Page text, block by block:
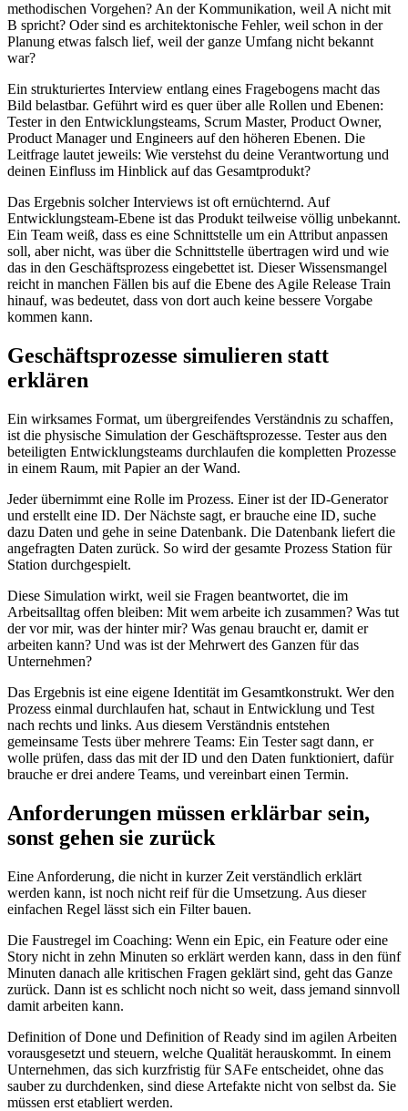
methodischen Vorgehen? An der Kommunikation, weil A nicht mit
B spricht? Oder sind es architektonische Fehler, weil schon in der
Planung etwas falsch lief, weil der ganze Umfang nicht bekannt
war?
Ein strukturiertes Interview entlang eines Fragebogens macht das
Bild belastbar. Geführt wird es quer über alle Rollen und Ebenen:
Tester in den Entwicklungsteams, Scrum Master, Product Owner,
Product Manager und Engineers auf den höheren Ebenen. Die
Leitfrage lautet jeweils: Wie verstehst du deine Verantwortung und
deinen Einfluss im Hinblick auf das Gesamtprodukt?
Das Ergebnis solcher Interviews ist oft ernüchternd. Auf
Entwicklungsteam-Ebene ist das Produkt teilweise völlig unbekannt.
Ein Team weiß, dass es eine Schnittstelle um ein Attribut anpassen
soll, aber nicht, was über die Schnittstelle übertragen wird und wie
das in den Geschäftsprozess eingebettet ist. Dieser Wissensmangel
reicht in manchen Fällen bis auf die Ebene des Agile Release Train
hinauf, was bedeutet, dass von dort auch keine bessere Vorgabe
kommen kann.
Geschäftsprozesse simulieren statt
erklären
Ein wirksames Format, um übergreifendes Verständnis zu schaffen,
ist die physische Simulation der Geschäftsprozesse. Tester aus den
beteiligten Entwicklungsteams durchlaufen die kompletten Prozesse
in einem Raum, mit Papier an der Wand.
Jeder übernimmt eine Rolle im Prozess. Einer ist der ID-Generator
und erstellt eine ID. Der Nächste sagt, er brauche eine ID, suche
dazu Daten und gehe in seine Datenbank. Die Datenbank liefert die
angefragten Daten zurück. So wird der gesamte Prozess Station für
Station durchgespielt.
Diese Simulation wirkt, weil sie Fragen beantwortet, die im
Arbeitsalltag offen bleiben: Mit wem arbeite ich zusammen? Was tut
der vor mir, was der hinter mir? Was genau braucht er, damit er
arbeiten kann? Und was ist der Mehrwert des Ganzen für das
Unternehmen?
Das Ergebnis ist eine eigene Identität im Gesamtkonstrukt. Wer den
Prozess einmal durchlaufen hat, schaut in Entwicklung und Test
nach rechts und links. Aus diesem Verständnis entstehen
gemeinsame Tests über mehrere Teams: Ein Tester sagt dann, er
wolle prüfen, dass das mit der ID und den Daten funktioniert, dafür
brauche er drei andere Teams, und vereinbart einen Termin.
Anforderungen müssen erklärbar sein,
sonst gehen sie zurück
Eine Anforderung, die nicht in kurzer Zeit verständlich erklärt
werden kann, ist noch nicht reif für die Umsetzung. Aus dieser
einfachen Regel lässt sich ein Filter bauen.
Die Faustregel im Coaching: Wenn ein Epic, ein Feature oder eine
Story nicht in zehn Minuten so erklärt werden kann, dass in den fünf
Minuten danach alle kritischen Fragen geklärt sind, geht das Ganze
zurück. Dann ist es schlicht noch nicht so weit, dass jemand sinnvoll
damit arbeiten kann.
Definition of Done und Definition of Ready sind im agilen Arbeiten
vorausgesetzt und steuern, welche Qualität herauskommt. In einem
Unternehmen, das sich kurzfristig für SAFe entscheidet, ohne das
sauber zu durchdenken, sind diese Artefakte nicht von selbst da. Sie
müssen erst etabliert werden.